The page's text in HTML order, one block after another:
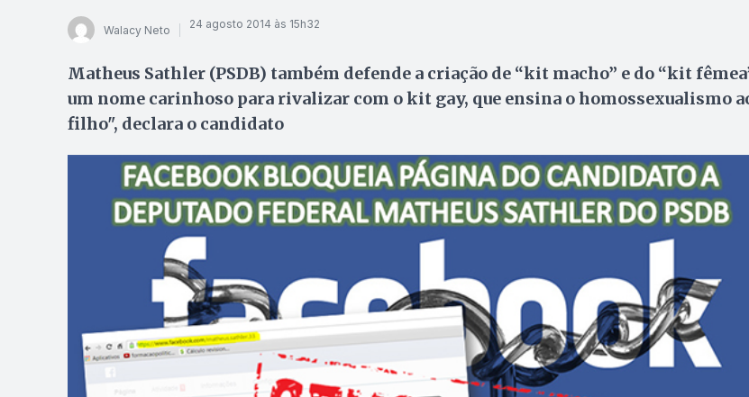
Walacy Neto 24 agosto 2014 às 15h32
Matheus Sathler (PSDB) também defende a criação de “kit macho” e do “kit
um nome carinhoso para rivalizar com o kit gay, que ensina o homossexualismo
filho", declara o candidato